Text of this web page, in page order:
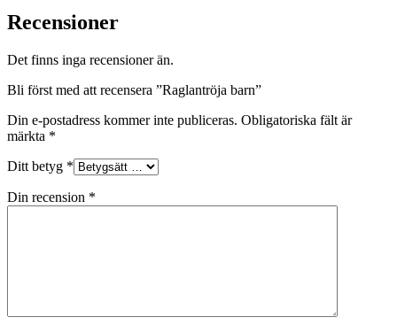
Recensioner
Det finns inga recensioner än.
Bli först med att recensera ”Raglantröja barn”
Din e-postadress kommer inte publiceras. Obligatoriska fält är
märkta *
Ditt betyg *
Din recension *